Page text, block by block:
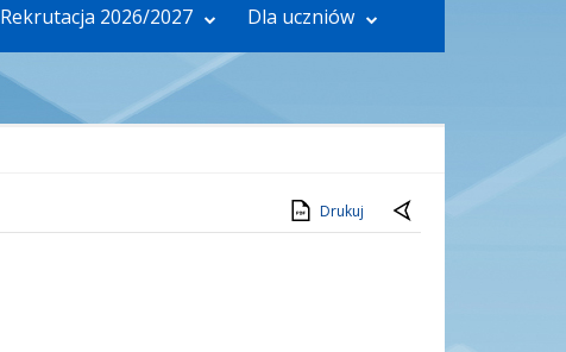
Rekrutacja 2026/2027 Dla uczniów
Drukuj